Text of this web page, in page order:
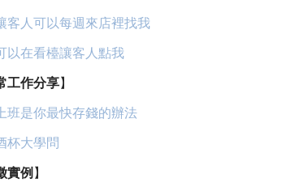
客人可以每週來店裡找我
以在看檯讓客人點我
工作分享】
班是你最快存錢的辦法
杯大學問
實例 】